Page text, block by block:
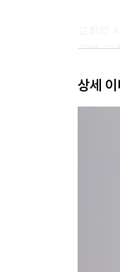
공병, 고
만 원의
두 번째
상세